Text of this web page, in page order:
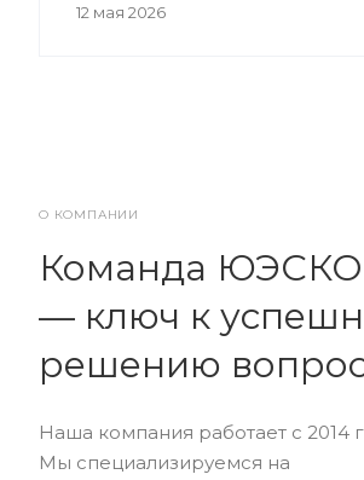
12 мая 2026
О КОМПАНИИ
Команда
— ключ к
решению
Наша компания работает с 2014
Мы специализируемся на